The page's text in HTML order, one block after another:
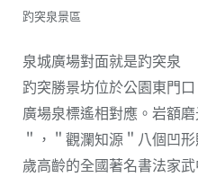
趵突泉景區
泉城廣場對面就是趵突泉
趵突勝景坊位於公園東門
廣場泉標遙相對應。岩額
＂，＂觀瀾知源＂八個凹
歲高齡的全國著名書法家